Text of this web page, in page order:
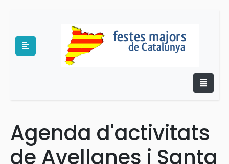
Agenda d'activitats
de Avellanes i Santa